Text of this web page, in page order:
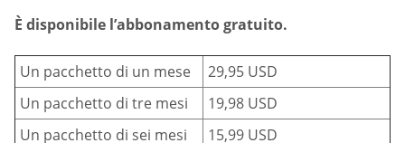
È disponibile l’abbonamento gratuito.
Un pacchetto di un mese
29,95 USD
Un pacchetto di tre mesi
19,98 USD
Un pacchetto di sei mesi
15,99 USD